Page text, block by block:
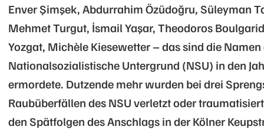
Enver Şimşek, Abdurrahim Özüdoğru, Süleyman
Mehmet Turgut, İsmail Yaşar, Theodoros
Yozgat, Michèle Kiesewetter – das sind die
Nationalsozialistische Untergrund (NSU) in den
ermordete. Dutzende mehr wurden bei drei
Raubüberfällen des NSU verletzt oder
den Spätfolgen des Anschlags in der Kölner